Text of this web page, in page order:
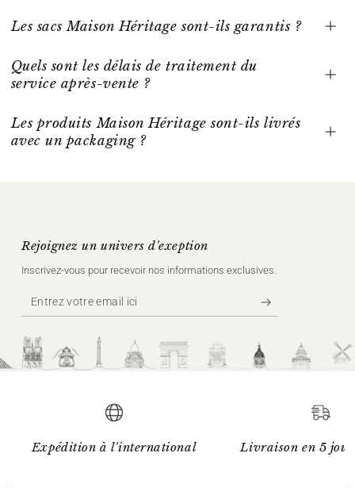
Les sacs Maison Héritage sont-ils garantis ?
Quels sont les délais de traitement du
service après-vente ?
Les produits Maison Héritage sont-ils livrés
avec un packaging ?
Rejoignez un univers d'exeption
Inscrivez‑vous pour recevoir nos informations exclusives.
Entrez
votre
email
ici
Expédition à l'international Livraison en 5